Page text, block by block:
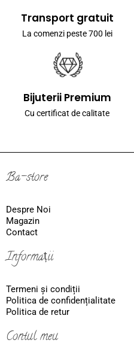
Transport gratuit
La comenzi peste 700 lei
Bijuterii Premium
Cu certificat de calitate
Ba-store
Despre Noi
Magazin
Contact
Informații
Termeni și condiții
Politica de confidențialitate
Politica de retur
Contul meu